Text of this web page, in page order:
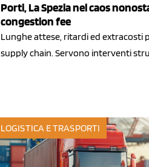
Porti, La Spezia nel caos
congestion fee
Lunghe attese, ritardi ed extracosti
supply chain. Servono interventi
LOGISTICA E TRASPORTI